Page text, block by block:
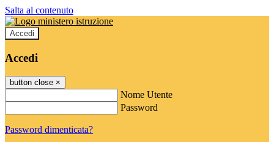
Salta al contenuto
Accedi
Accedi
button close ×
Nome Utente
Password
Password dimenticata?